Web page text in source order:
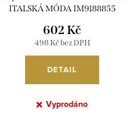
ITALSKÁ MÓDA IM9188855
498 Kč bez DPH
602 Kč
DETAIL
Vyprodáno